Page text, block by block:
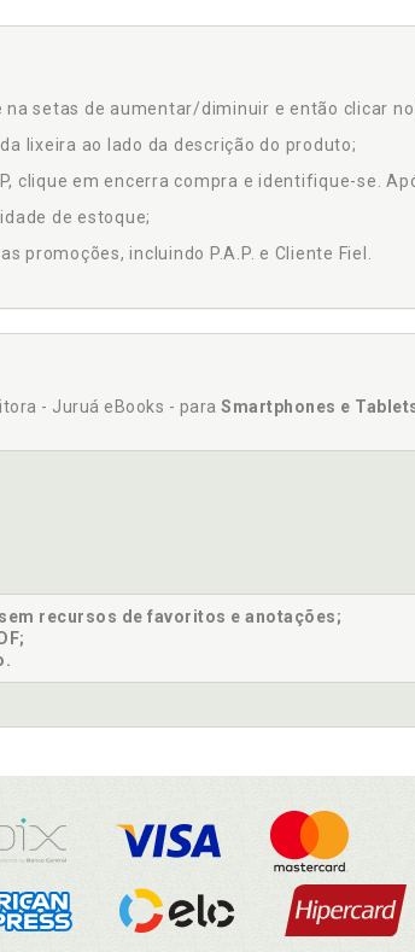
setas de aumentar/diminuir e então clicar
lixeira ao lado da descrição do produto;
clique em encerra compra e identifique-se.
de estoque;
promoções, incluindo P.A.P. e Cliente Fiel.
- Juruá eBooks - para Smartphones e
recursos de favoritos e anotações;